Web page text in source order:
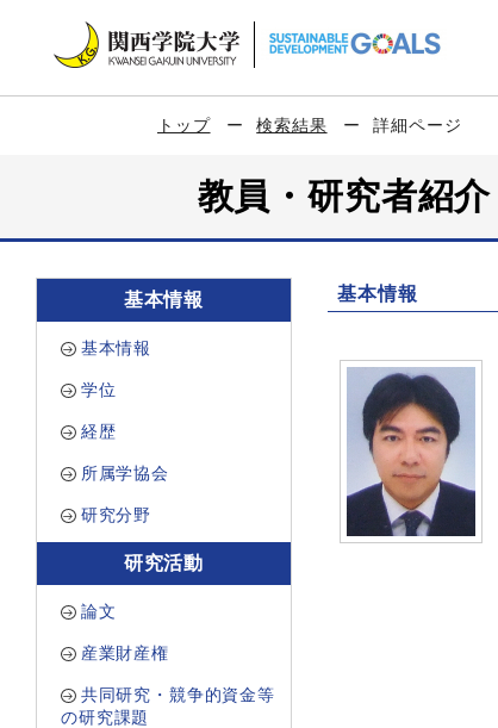
トップ 検索結果 詳細ページ
教員・研究者紹
基本情報
基本情報
学位
経歴
所属学協会
研究分野
研究活動
論文
産業財産権
共同研究・競争的資金等
の研究課題
基本情報